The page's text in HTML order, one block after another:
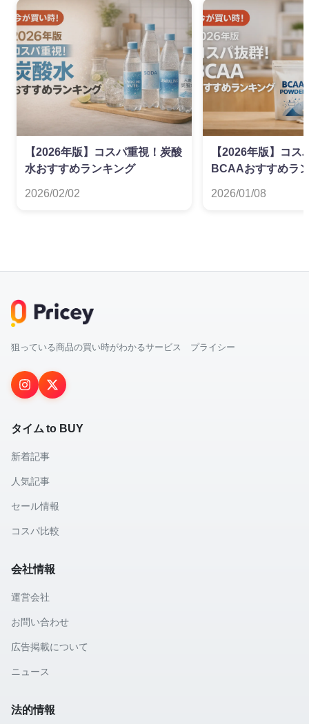
【2026年版】コスパ重視！炭酸
水おすすめランキング
2026/02/02
【2026年版】コス
BCAAおすすめラ
2026/01/08
狙っている商品の買い時がわかるサービス プライシー
タイム to BUY
新着記事
人気記事
セール情報
コスパ比較
会社情報
運営会社
お問い合わせ
広告掲載について
ニュース
法的情報